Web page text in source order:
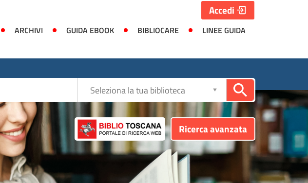
ARCHIVI GUIDA EBOOK BIBLIOCARE
LINEE GUIDA
Accedi
Ricerca avanzata
Seleziona
la